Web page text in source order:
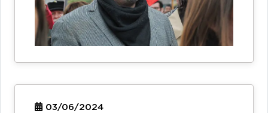
03/06/2024